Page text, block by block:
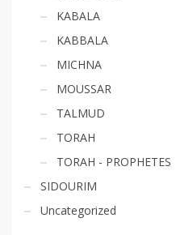
KABALA
KABBALA
MICHNA
MOUSSAR
TALMUD
TORAH
TORAH - PROPHETES
SIDOURIM
Uncategorized